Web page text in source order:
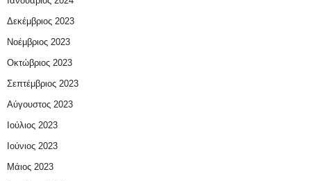
Δεκέμβριος 2023
Νοέμβριος 2023
Οκτώβριος 2023
Σεπτέμβριος 2023
Αύγουστος 2023
Ιούλιος 2023
Ιούνιος 2023
Μάιος 2023